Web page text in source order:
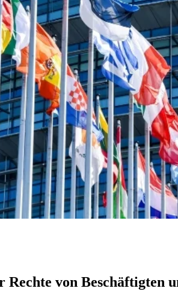
von Beschäftigten